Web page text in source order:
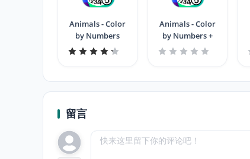
Animals - Color
by Numbers
Animals - Color
by Numbers +
留言